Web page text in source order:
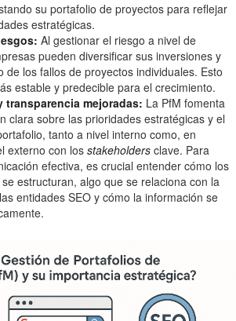
su portafolio de proyectos para reflejar
estratégicas.
Al gestionar el riesgo a nivel de
pueden diversificar sus inversiones y
de los fallos de proyectos individuales. Esto
estable y predecible para el crecimiento.
transparencia mejoradas: La PfM fomenta
clara sobre las prioridades estratégicas y el
tanto a nivel interno como, en
externo con los stakeholders clave. Para
efectiva, es crucial entender cómo los
estructuran, algo que se relaciona con la
entidades SEO y cómo la información se